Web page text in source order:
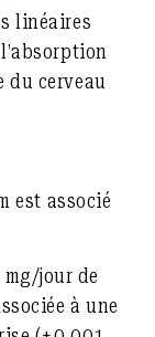
linéaires
du cerveau
est associé
jour de
à une